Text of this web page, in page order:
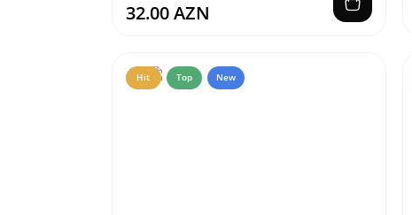
32.00 AZN
Hit Top New